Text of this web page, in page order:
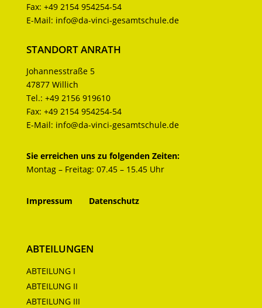
Fax: +49 2154 954254-54
E-Mail: info@da-vinci-gesamtschule.de
STANDORT ANRATH
Johannesstraße 5
47877 Willich
Tel.: +49 2156 919610
Fax: +49 2154 954254-54
E-Mail: info@da-vinci-gesamtschule.de
Sie erreichen uns zu folgenden Zeiten:
Montag – Freitag: 07.45 – 15.45 Uhr
Impressum Datenschutz
ABTEILUNGEN
ABTEILUNG I
ABTEILUNG II
ABTEILUNG III